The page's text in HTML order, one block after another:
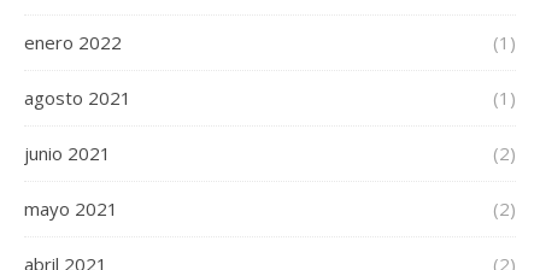
enero 2022 (1)
agosto 2021 (1)
junio 2021 (2)
mayo 2021 (2)
abril 2021 (2)